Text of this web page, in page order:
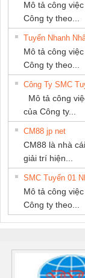
Mô tả công
Công ty theo...
Tuyển Nhanh
Mô tả công
Công ty theo...
Công Ty SMC
Mô tả công
của Công ty...
CM88 jp net
CM88 là nhà
giải trí hiện...
SMC Tuyển 01
Mô tả công
Công ty theo...